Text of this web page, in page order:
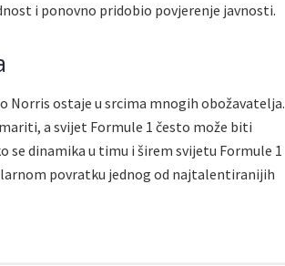
i ponovno pridobio povjerenje javnosti.
Norris ostaje u srcima mnogih obožavatelja.
a svijet Formule 1 često može biti
se dinamika u timu i širem svijetu Formule 1
povratku jednog od najtalentiranijih